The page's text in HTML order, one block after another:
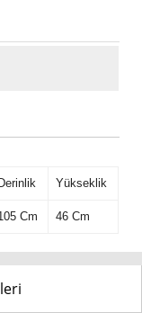
Derinlik Yükseklik
Cm 46 Cm